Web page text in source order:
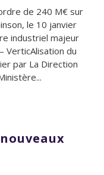
de 240 M€ sur
le 10 janvier
industriel majeur
VerticAlisation du
par La Direction
nouveaux